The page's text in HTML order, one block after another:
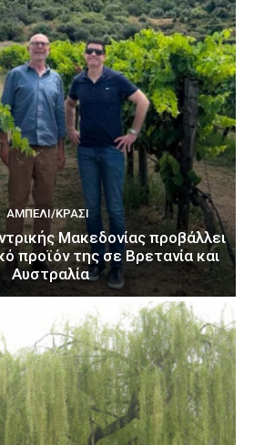
ΑΜΠΈΛΙ/ΚΡΑΣΊ
Μακεδονίας προβάλλει
προϊόν της σε Βρετανία και
Αυστραλία